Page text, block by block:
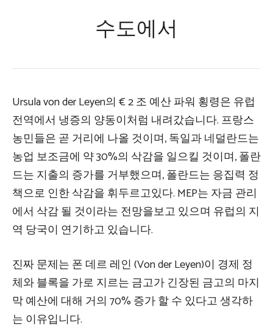
수도에서
Ursula von der Leyen의 € 2 조 예산 파워 횡령은 유럽
전역에서 냉증의 양동이처럼 내려갔습니다. 프랑스
농민들은 곧 거리에 나올 것이며, 독일과 네덜란드는
농업 보조금에 약 30%의 삭감을 일으킬 것이며, 폴란
드는 지출의 증가를 거부했으며, 폴란드는 응집력 정
책으로 인한 삭감을 휘두르고있다. MEP는 자금 관리
에서 삭감 될 것이라는 전망을보고 있으며 유럽의 지
역 당국이 연기하고 있습니다.
진짜 문제는 폰 데르 레인 (Von der Leyen)이 경제 정
체와 블록을 가로 지르는 금고가 긴장된 금고의 마지
막 예산에 대해 거의 70% 증가 할 수 있다고 생각하
는 이유입니다.